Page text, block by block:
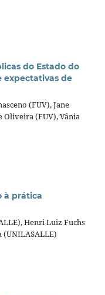
do Estado do
expectativas de
(FUV), Jane
Oliveira (FUV), Vânia
à prática
Henri Luiz Fuchs